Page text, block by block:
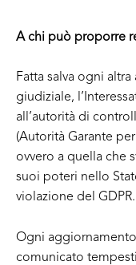
A chi può proporre
Fatta salva ogni
giudiziale,
all’autorità di
(Autorità Garante
ovvero a quella che
suoi poteri nello
violazione del GDPR.
Ogni
comunicato